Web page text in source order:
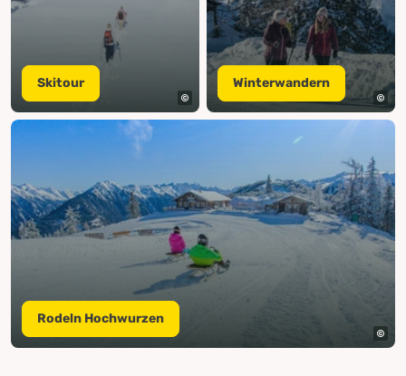
Rodeln Hochwurzen
Skitour Winterwandern